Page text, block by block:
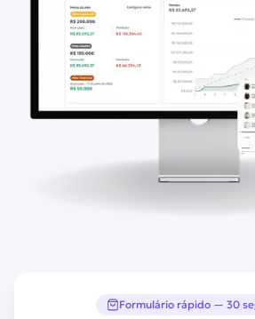
Formulário rápido — 30